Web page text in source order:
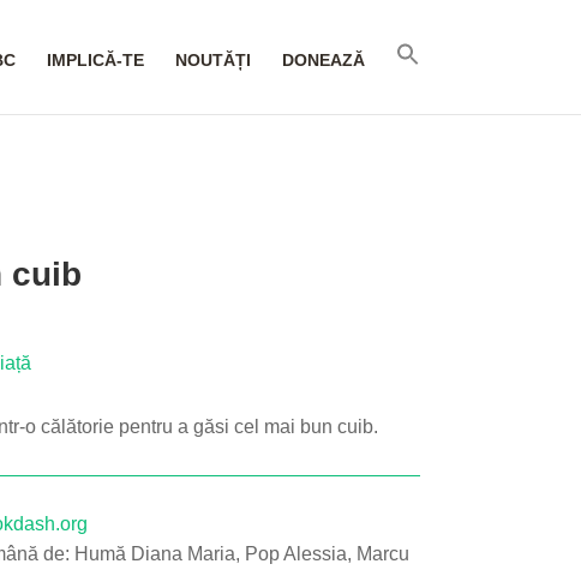
IMPLICĂ-TE NOUTĂȚI DONEAZĂ
cuib
o călătorie pentru a găsi cel mai bun cuib.
de: Humă Diana Maria, Pop Alessia, Marcu